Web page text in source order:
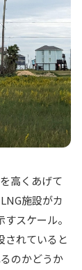
高くあげて
施設がカ
スケール。
されていると
のかどうか